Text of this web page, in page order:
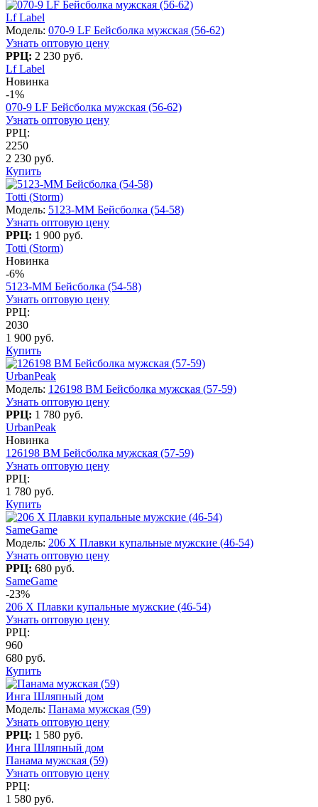
Lf Label
Модель: 070-9 LF Бейсболка мужская (56-62)
Узнать оптовую цену
РРЦ: 2 230 руб.
Lf Label
Новинка
-1%
070-9 LF Бейсболка мужская (56-62)
Узнать оптовую цену
РРЦ:
2250
2 230 руб.
Купить
Totti (Storm)
Модель: 5123-MM Бейсболка (54-58)
Узнать оптовую цену
РРЦ: 1 900 руб.
Totti (Storm)
Новинка
-6%
5123-MM Бейсболка (54-58)
Узнать оптовую цену
РРЦ:
2030
1 900 руб.
Купить
UrbanPeak
Модель: 126198 BM Бейсболка мужская (57-59)
Узнать оптовую цену
РРЦ: 1 780 руб.
UrbanPeak
Новинка
126198 BM Бейсболка мужская (57-59)
Узнать оптовую цену
РРЦ:
1 780 руб.
Купить
SameGame
Модель: 206 X Плавки купальные мужские (46-54)
Узнать оптовую цену
РРЦ: 680 руб.
SameGame
-23%
206 X Плавки купальные мужские (46-54)
Узнать оптовую цену
РРЦ:
960
680 руб.
Купить
Инга Шляпный дом
Модель: Панама мужская (59)
Узнать оптовую цену
РРЦ: 1 580 руб.
Инга Шляпный дом
Панама мужская (59)
Узнать оптовую цену
РРЦ:
1 580 руб.